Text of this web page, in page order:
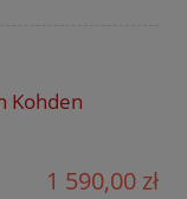
Kohden
1 590,00 zł